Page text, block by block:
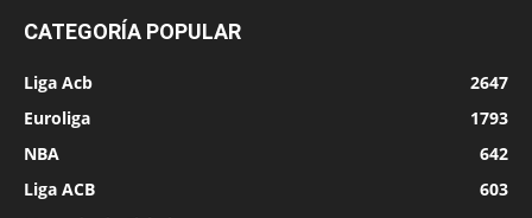
CATEGORÍA POPULAR
Liga Acb
2647
Euroliga
1793
NBA
642
Liga ACB
603